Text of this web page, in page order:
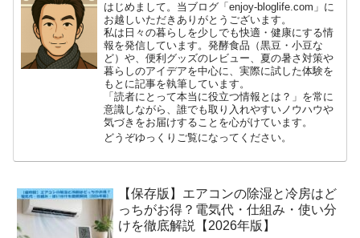
はじめまして。当ブログ「enjoy-bloglife.com」に
お越しいただきありがとうございます。
私は日々の暮らしを少しでも快適・健康にする情
報を発信しています。発酵食品（黒豆・小豆な
ど）や、便利グッズのレビュー、夏の暑さ対策や
暮らしのアイデアを中心に、実際に試した体験を
もとに記事を執筆しています。
「読者にとって本当に役立つ情報とは？」を常に
意識しながら、誰でも取り入れやすいノウハウや
気づきをお届けすることを心がけています。
どうぞゆっくりご覧になってください。
【保存版】エアコンの除湿と冷房はど
っちがお得？電気代・仕組み・使い分
けを徹底解説【2026年版】